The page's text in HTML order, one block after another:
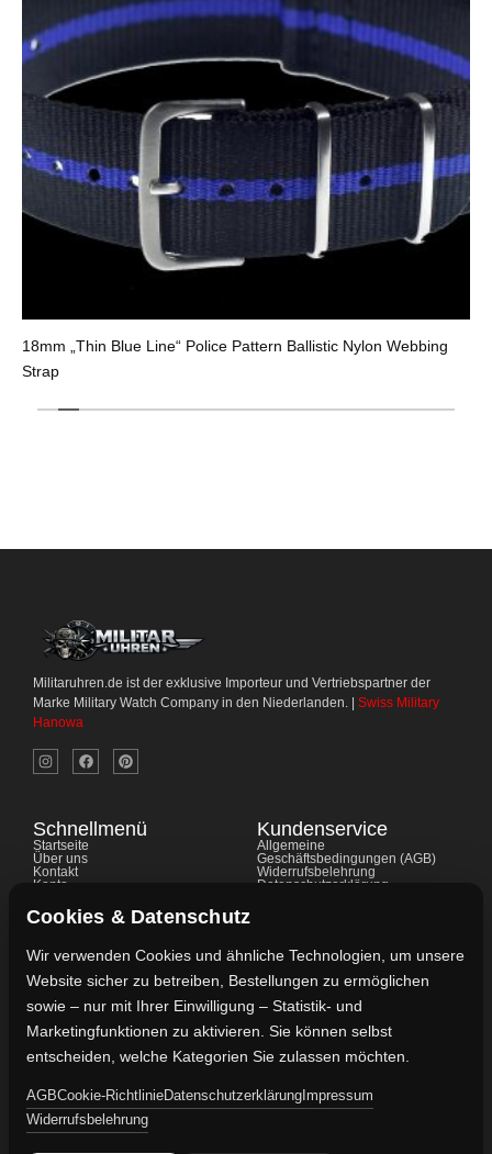
18mm „Thin Blue Line“ Police Pattern Ballistic Nylon Webbing
Strap
Militaruhren.de ist der exklusive Importeur und Vertriebspartner der
Marke Military Watch Company in den Niederlanden. | Swiss Military
Hanowa
Schnellmenü
Startseite
Über uns
Kontakt
Konto
FAQ's
Kundenservice
Allgemeine
Geschäftsbedingungen (AGB)
Widerrufsbelehrung
Datenschutzerklärung
Kontaktdaten
Vertreten durch:
Lievaart B.V.
Kontakt:
info@militaruhren.de
Cookies & Datenschutz
Wir verwenden Cookies und ähnliche Technologien, um unsere
Website sicher zu betreiben, Bestellungen zu ermöglichen
sowie – nur mit Ihrer Einwilligung – Statistik- und
Marketingfunktionen zu aktivieren. Sie können selbst
entscheiden, welche Kategorien Sie zulassen möchten.
AGBCookie-RichtlinieDatenschutzerklärung Impressum
Widerrufsbelehrung